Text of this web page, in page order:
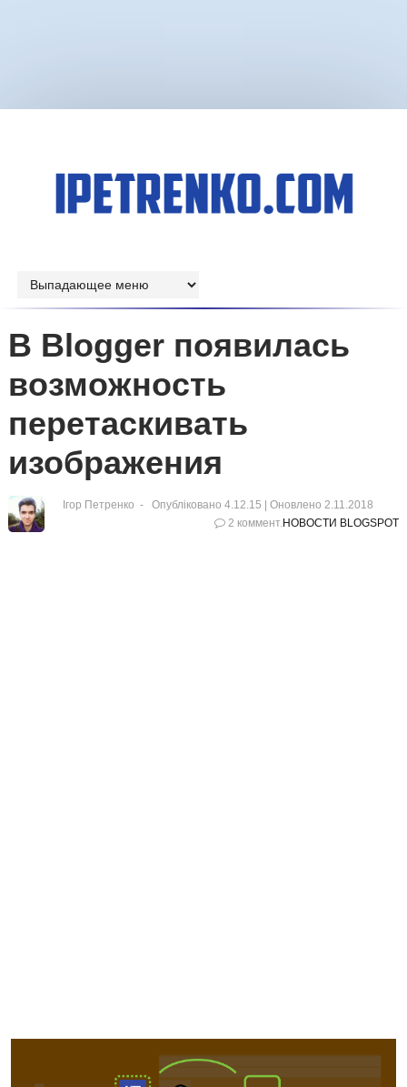
В Blogger появилась
возможность
перетаскивать
изображения
Ігор Петренко Опубліковано 4.12.15 | Оновлено 2.11.2018
2 коммент.НОВОСТИ BLOGSPOT